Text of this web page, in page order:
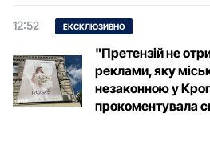
12:52 ЕКСКЛЮЗИВНО
"Претензій не
реклами, яку
незаконною у
прокоментувала